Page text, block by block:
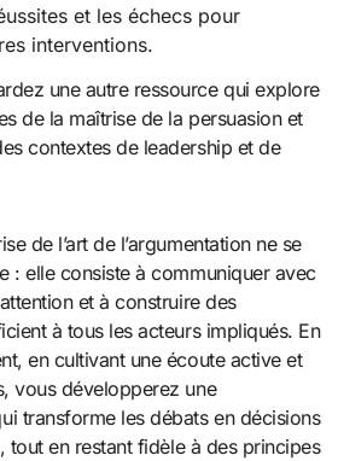
et les échecs pour
interventions.
une autre ressource qui explore
de la maîtrise de la persuasion et
contextes de leadership et de
de l’art de l’argumentation ne se
: elle consiste à communiquer avec
et à construire des
à tous les acteurs impliqués. En
en cultivant une écoute active et
vous développerez une
transforme les débats en décisions
tout en restant fidèle à des principes